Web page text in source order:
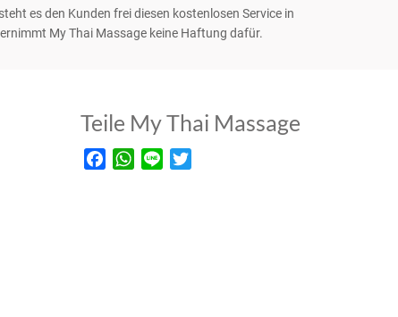
es den Kunden frei diesen kostenlosen Service in
My Thai Massage keine Haftung dafür.
Teile My Thai Massage
FacebookWhatsApp
Line